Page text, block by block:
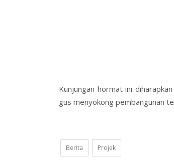
Kunjungan hormat ini
gus menyokong pembangunan
Berita Projek